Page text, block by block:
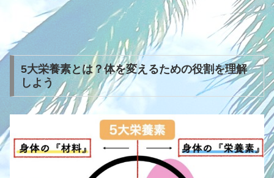
5大栄養素とは？体を変えるための役割を理解
しよう